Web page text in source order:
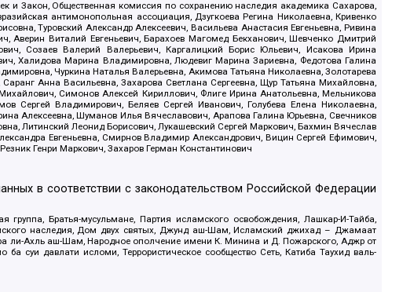
и Закон, Общественная комиссия по сохранению наследия академика Сахарова,
антимонопольная ассоциация, Дзугкоева Регина Николаевна, Кривенко
Туровский Александр Алексеевич, Васильева Анастасия Евгеньевна, Ривина
Аверин Виталий Евгеньевич, Барахоев Магомед Бекханович, Шевченко Дмитрий
Созаев Валерий Валерьевич, Каргалицкий Борис Юльевич, Исакова Ирина
Халидова Марина Владимировна, Людевиг Марина Зариевна, Федотова Галина
Чуркина Наталья Валерьевна, Акимова Татьяна Николаевна, Золотарева
Анна Васильевна, Захарова Светлана Сергеевна, Щур Татьяна Михайловна,
Симонов Алексей Кириллович, Флиге Ирина Анатольевна, Мельникова
Сергей Владимирович, Беляев Сергей Иванович, Голубева Елена Николаевна,
Алексеевна, Шуманов Илья Вячеславович, Арапова Галина Юрьевна, Свечников
Литинский Леонид Борисович, Лукашевский Сергей Маркович, Бахмин Вячеслав
Евгеньевна, Смирнов Владимир Александрович, Вицин Сергей Ефимович,
Генри Маркович, Захаров Герман Константинович
в соответствии с законодательством Российской Федерации
Братья-мусульмане, Партия исламского освобождения, Лашкар-И-Тайба,
наследия, Дом двух святых, Джунд аш-Шам, Исламский джихад – Джамаат
ли-Ахль аш-Шам, Народное ополчение имени К. Минина и Д. Пожарского, Аджр от
суи давлати исломи, Террористическое сообщество Сеть, Катиба Таухид валь-